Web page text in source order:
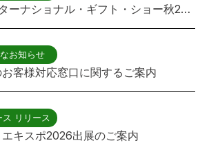
第102回東京インターナショナル・ギフト・ショー秋2026出展のご案内
お知らせ
客様対応窓口に関するご案内
ス リリース
キスポ2026出展のご案内